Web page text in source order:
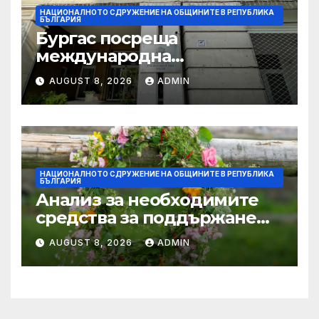
НАЦИОНАЛНОТО СДРУЖЕНИЕ НА ОБЩИНИТЕ В РЕПУБЛИКА
БЪЛГАРИЯ
Бургас посреща
международна
конференция за
устойчивото развитие на
морските общности
AUGUST 8, 2026 ADMIN
НАЦИОНАЛНОТО СДРУЖЕНИЕ НА ОБЩИНИТЕ В РЕПУБЛИКА
БЪЛГАРИЯ
Анализ за необходимите
средства за поддържане
проводимостта на речните
корита на територията на
България, с цел превенция
AUGUST 8, 2026 ADMIN